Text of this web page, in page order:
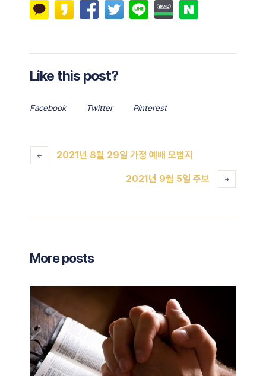
Like this post?
Facebook Twitter Pinterest
2021년 8월 29일 가정 예배 모범지
2021년 9월 5일 주보
More posts